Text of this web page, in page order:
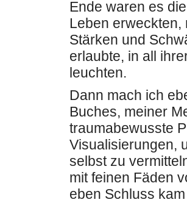
Ende waren es
Leben erweckten,
Stärken und
erlaubte, in all
leuchten.
Dann mach ich
Buches, meiner
traumabewusste
Visualisierungen,
selbst zu
mit feinen Fäden
eben Schluss